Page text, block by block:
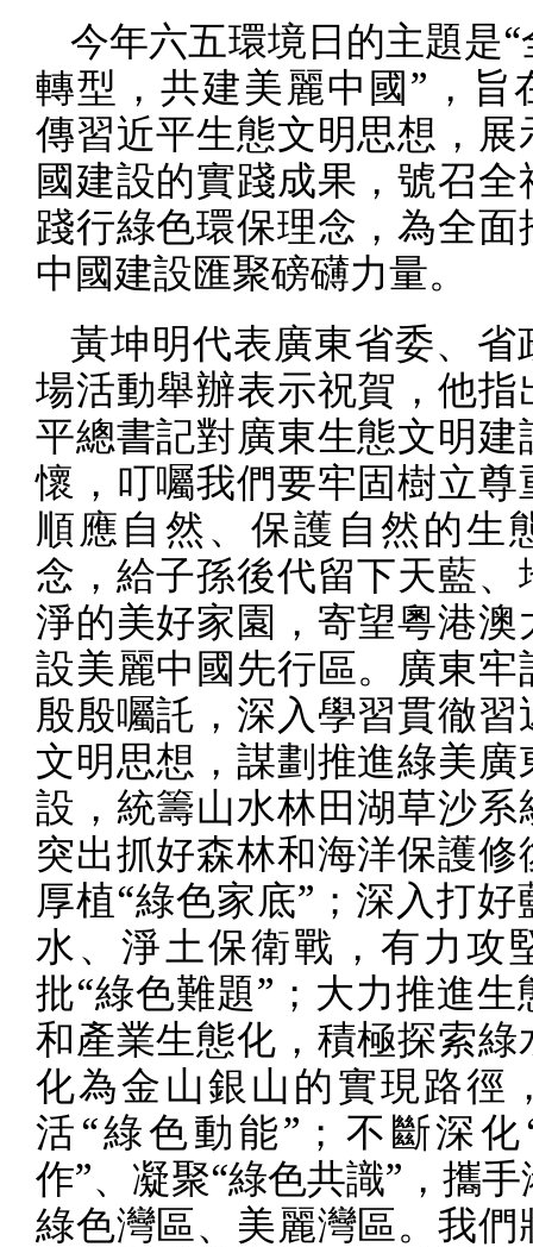
今年六五環境日的主題是
轉型，共建美麗中國”，旨
傳習近平生態文明思想，展
國建設的實踐成果，號召全
踐行綠色環保理念，為全面
中國建設匯聚磅礴力量。
黃坤明代表廣東省委、省
場活動舉辦表示祝賀，他指
平總書記對廣東生態文明建
懷，叮囑我們要牢固樹立尊
順應自然、保護自然的生
念，給子孫後代留下天藍、
淨的美好家園，寄望粵港澳
設美麗中國先行區。廣東牢
殷殷囑託，深入學習貫徹習
文明思想，謀劃推進綠美廣
設，統籌山水林田湖草沙系
突出抓好森林和海洋保護修
厚植“綠色家底”；深入打
水、淨土保衛戰，有力攻
批“綠色難題”；大力推進生
和產業生態化，積極探索綠
化為金山銀山的實現路徑
活“綠色動能”；不斷深
作”、凝聚“綠色共識”，攜
綠色灣區、美麗灣區。我們